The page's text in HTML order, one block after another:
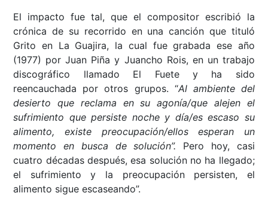
El impacto fue tal, que el compositor escribió la
crónica de su recorrido en una canción que tituló
Grito en La Guajira, la cual fue grabada ese año
(1977) por Juan Piña y Juancho Rois, en un trabajo
discográfico llamado El Fuete y ha sido
reencauchada por otros grupos. “Al ambiente del
desierto que reclama en su agonía/que alejen el
sufrimiento que persiste noche y día/es escaso su
alimento, existe preocupación/ellos esperan un
momento en busca de solución”. Pero hoy, casi
cuatro décadas después, esa solución no ha llegado;
el sufrimiento y la preocupación persisten, el
alimento sigue escaseando”.